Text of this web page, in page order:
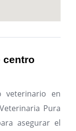
centro
veterinario en
Pura
asegurar el